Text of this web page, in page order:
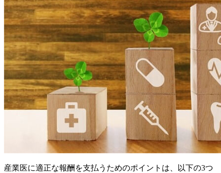
産業医に適正な報酬を支払うためのポイントは、以下の3つ